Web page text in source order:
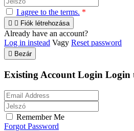
I agree to the terms. *
  Fiók létrehozása
Already have an account?
Log in instead Vagy Reset password
 Bezár
Existing Account Login Login
Remember Me
Forgot Password